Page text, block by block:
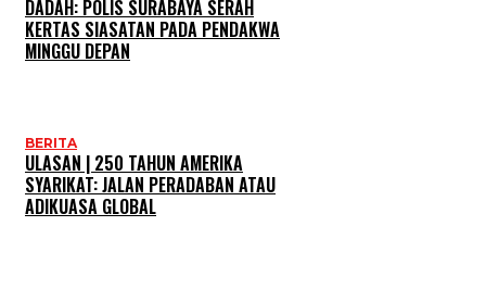
DADAH: POLIS SURABAYA SERAH
KERTAS SIASATAN PADA PENDAKWA
MINGGU DEPAN
BERITA
ULASAN | 250 TAHUN AMERIKA
SYARIKAT: JALAN PERADABAN ATAU
ADIKUASA GLOBAL